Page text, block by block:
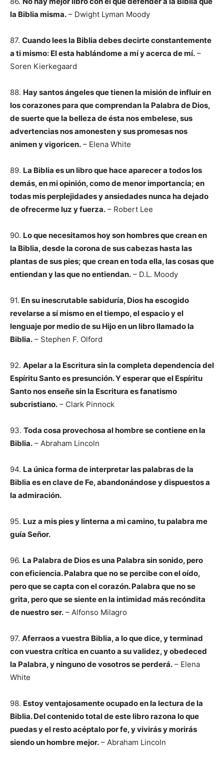
la Biblia misma. – Dwight Lyman Moody
87. Cuando lees la Biblia debes decirte constantemente
a ti mismo: El esta hablándome a mí y acerca de mí. –
Soren Kierkegaard
88. Hay santos ángeles que tienen la misión de influir en
los corazones para que comprendan la Palabra de Dios,
de suerte que la belleza de ésta nos embelese, sus
advertencias nos amonesten y sus promesas nos
animen y vigoricen. – Elena White
89. La Biblia es un libro que hace aparecer a todos los
demás, en mi opinión, como de menor importancia; en
todas mis perplejidades y ansiedades nunca ha dejado
de ofrecerme luz y fuerza. – Robert Lee
90. Lo que necesitamos hoy son hombres que crean en
la Biblia, desde la corona de sus cabezas hasta las
plantas de sus pies; que crean en toda ella, las cosas que
entiendan y las que no entiendan. – D.L. Moody
91. En su inescrutable sabiduría, Dios ha escogido
revelarse a sí mismo en el tiempo, el espacio y el
lenguaje por medio de su Hijo en un libro llamado la
Biblia. – Stephen F. Olford
92. Apelar a la Escritura sin la completa dependencia del
Espíritu Santo es presunción. Y esperar que el Espíritu
Santo nos enseñe sin la Escritura es fanatismo
subcristiano. – Clark Pinnock
93. Toda cosa provechosa al hombre se contiene en la
Biblia. – Abraham Lincoln
94. La única forma de interpretar las palabras de la
Biblia es en clave de Fe, abandonándose y dispuestos a
la admiración.
95. Luz a mis pies y linterna a mi camino, tu palabra me
guía Señor.
96. La Palabra de Dios es una Palabra sin sonido, pero
con eficiencia. Palabra que no se percibe con el oído,
pero que se capta con el corazón. Palabra que no se
grita, pero que se siente en la intimidad más recóndita
de nuestro ser. – Alfonso Milagro
97. Aferraos a vuestra Biblia, a lo que dice, y terminad
con vuestra crítica en cuanto a su validez, y obedeced
la Palabra, y ninguno de vosotros se perderá. – Elena
White
98. Estoy ventajosamente ocupado en la lectura de la
Biblia. Del contenido total de este libro razona lo que
puedas y el resto acéptalo por fe, y vivirás y morirás
siendo un hombre mejor. – Abraham Lincoln